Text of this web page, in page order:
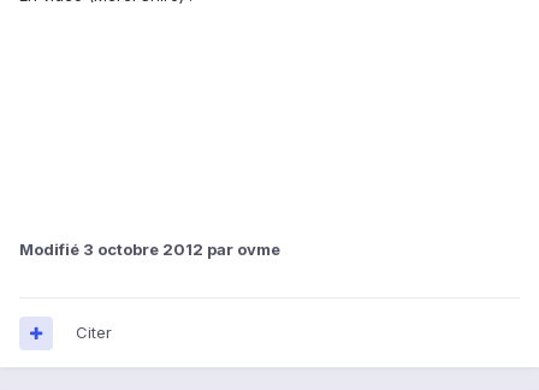
Modifié 3 octobre 2012 par ovme
Citer